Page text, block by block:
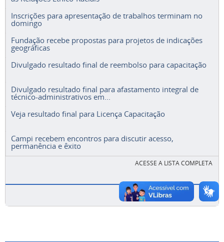
Inscrições para apresentação de trabalhos terminam no
domingo
Fundação recebe propostas para projetos de indicações
geográficas
Divulgado resultado final de reembolso para capacitação
Divulgado resultado final para afastamento integral de
técnico-administrativos em...
Veja resultado final para Licença Capacitação
Campi recebem encontros para discutir acesso,
permanência e êxito
ACESSE A LISTA COMPLETA